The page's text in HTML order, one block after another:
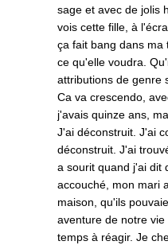
sage et avec de jolis
vois cette fille, à
ça fait bang dans ma
ce qu'elle voudra.
attributions de genre
Ca va crescendo,
j'avais quinze ans,
J'ai déconstruit. J'ai
déconstruit. J'ai
a sourit quand j'ai dit
accouché, mon mari
maison, qu'ils
aventure de notre
temps à réagir. Je